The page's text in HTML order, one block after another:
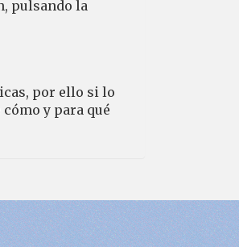
pulsando la
por ello si lo
y para qué